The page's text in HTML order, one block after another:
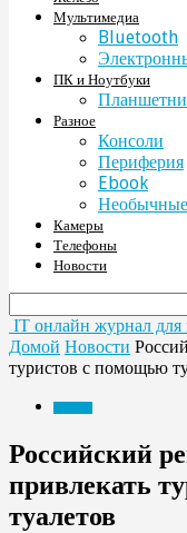
Мультимедиа
Bluetooth
ПК и Ноутбуки
Разное
Консоли
Периферия
Ebook
Камеры
Телефоны
Новости
IT онлайн журнал для
Домой Новости
туристов с помощью
Российский
привлекать
туалетов